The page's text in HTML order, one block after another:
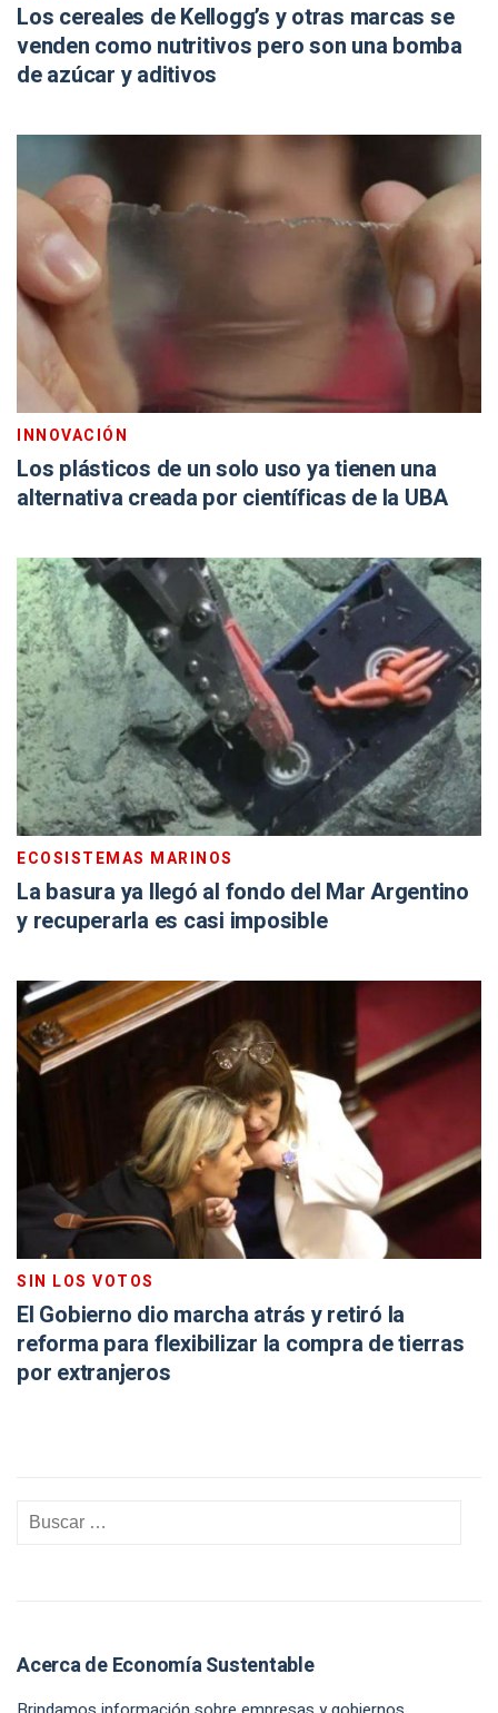
Los cereales de Kellogg’s y otras marcas se
venden como nutritivos pero son una bomba
de azúcar y aditivos
INNOVACIÓN
Los plásticos de un solo uso ya tienen una
alternativa creada por científicas de la UBA
ECOSISTEMAS MARINOS
La basura ya llegó al fondo del Mar Argentino
y recuperarla es casi imposible
SIN LOS VOTOS
El Gobierno dio marcha atrás y retiró la
reforma para flexibilizar la compra de tierras
por extranjeros
Acerca de Economía Sustentable